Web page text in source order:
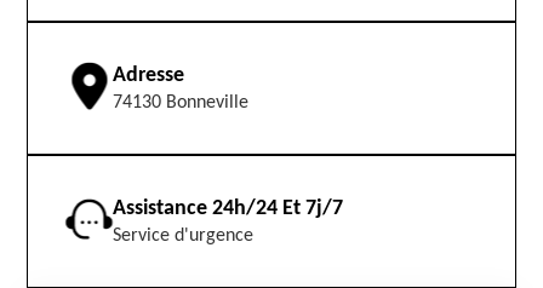
Adresse
74130 Bonneville
Assistance 24h/24 Et 7j/7
Service d'urgence